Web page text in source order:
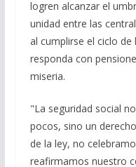
logren alcanzar el
unidad entre las
al cumplirse el ciclo
responda con
miseria.
"La seguridad social
pocos, sino un
de la ley, no
reafirmamos nuestro